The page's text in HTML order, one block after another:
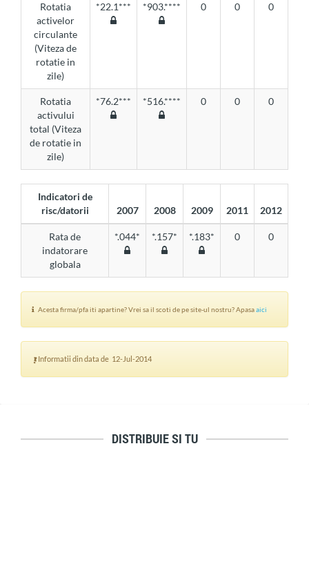
Rotatia
activelor
circulante
(Viteza de
rotatie in
zile)
*22.1*** *903.**** 0 0 0
Rotatia
activului
total (Viteza
de rotatie in
zile)
*76.2*** *516.**** 0 0 0
Indicatori de
risc/datorii
2007 2008 2009 2011 2012
Rata de
indatorare
globala
*.044* *.157* *.183* 0 0
Acesta firma/pfa iti apartine? Vrei sa il scoti de pe site-ul nostru? Apasaaici
Informatii din data de 12-Jul-2014
DISTRIBUIE SI TU